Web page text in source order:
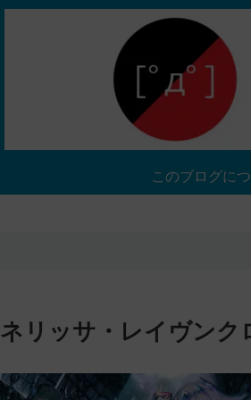
このブログに
ネリッサ・レイヴンク